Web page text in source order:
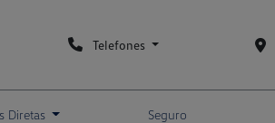
Telefones
Diretas Seguro